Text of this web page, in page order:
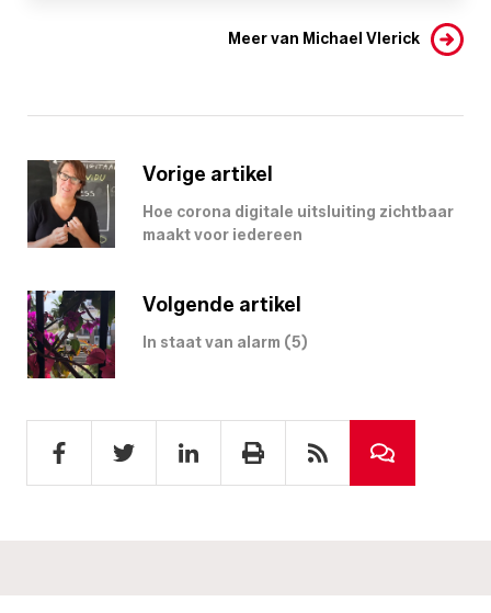
Meer van Michael Vlerick
Vorige artikel
Hoe corona digitale uitsluiting zichtbaar
maakt voor iedereen
Volgende artikel
In staat van alarm (5)